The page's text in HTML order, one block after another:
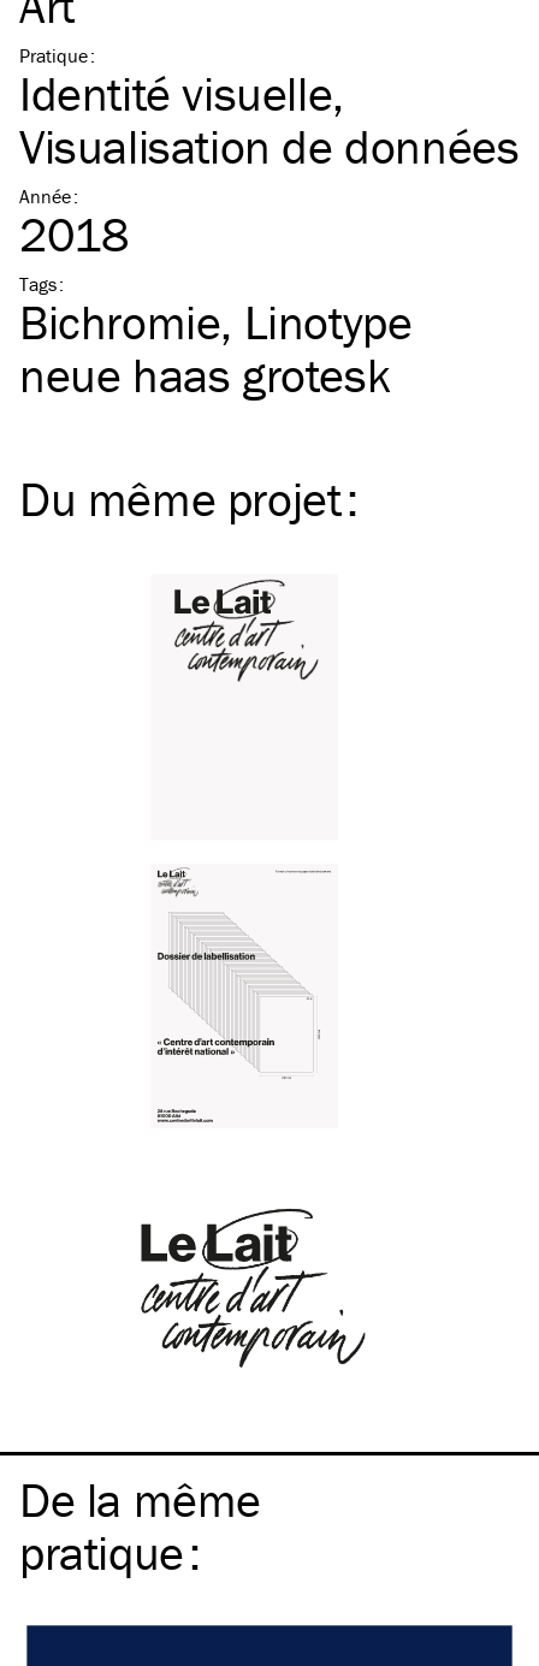
Pratique:
Identité visuelle
Visualisation de données
Année:
2018
Tags:
Bichromie Linotype
neue haas grotesk
Du même projet:
De la même
pratique: